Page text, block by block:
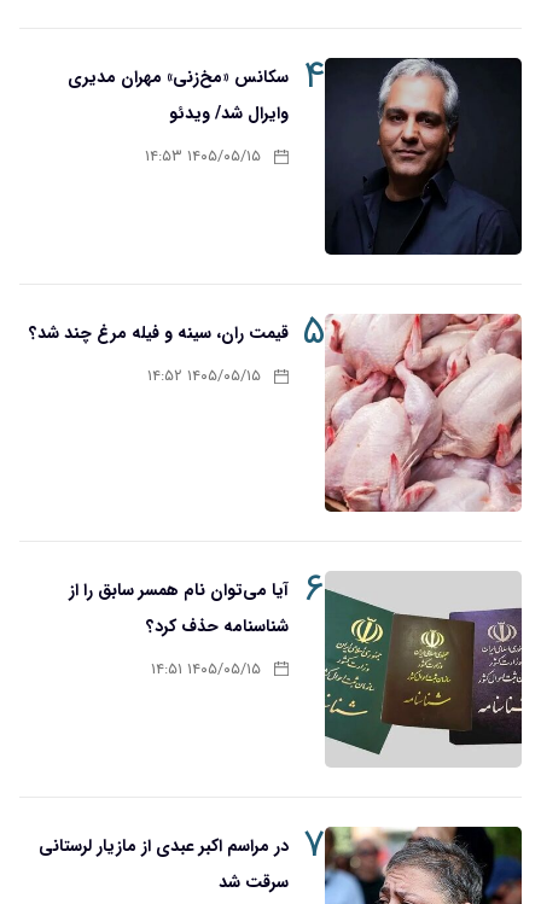
۴
سکانس «مخ‌زنی» مهران مدیری
وایرال شد/ ویدئو
۱۴۰۵/۰۵/۱۵ ۱۴:۵۳
۵ قیمت ران، سینه و فیله مرغ چند شد؟
۱۴۰۵/۰۵/۱۵ ۱۴:۵۲
۶
آیا می‌توان نام همسر سابق را از
شناسنامه حذف کرد؟
۱۴۰۵/۰۵/۱۵ ۱۴:۵۱
۷ در مراسم اکبر عبدی از مازیار لرستانی
سرقت شد